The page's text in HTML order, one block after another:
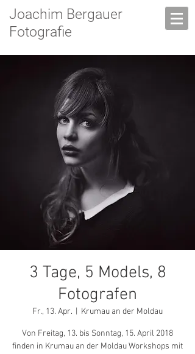
Joachim Bergauer
Fotografie
3 Tage, 5 Models, 8
Fotografen
Fr., 13. Apr. Krumau an der Moldau
Von Freitag, 13. bis Sonntag, 15. April 2018
finden in Krumau an der Moldau Workshops mit